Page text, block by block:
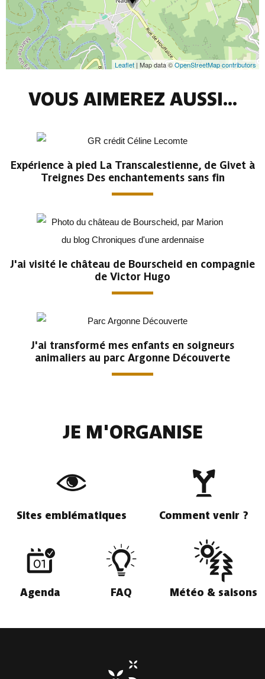
Leaflet | Map data ©OpenStreetMap contributors
VOUS AIMEREZ AUSSI...
Expérience à pied La Transcalestienne, de Givet à
Treignes Des enchantements sans fin
J'ai visité le château de Bourscheid en compagnie
de Victor Hugo
J'ai transformé mes enfants en soigneurs
animaliers au parc Argonne Découverte
JE M'ORGANISE
Sites emblématiques Comment venir ?
Agenda FAQ Météo & saisons